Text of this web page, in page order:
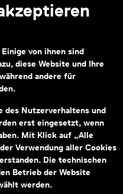
von ihnen sind
diese Website und Ihre
andere für
des Nutzerverhaltens und
erst eingesetzt, wenn
Mit Klick auf „Alle
Verwendung aller Cookies
Die technischen
Betrieb der Website
werden.